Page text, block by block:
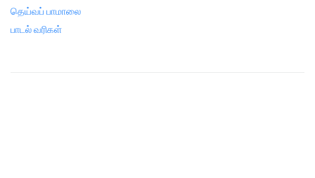
தெய்வப் பாமாலை
பாடல் வரிகள்